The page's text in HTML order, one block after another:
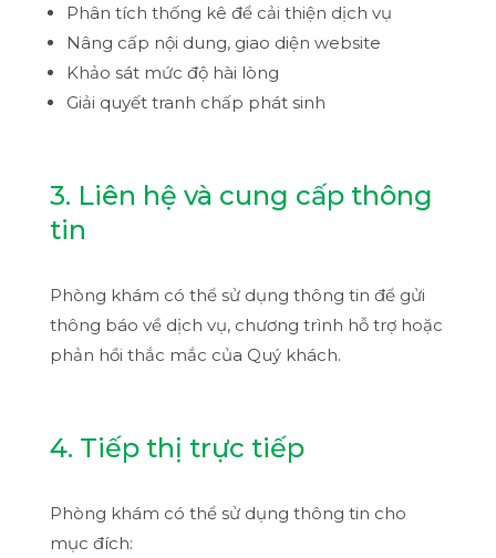
Phân tích thống kê để cải thiện dịch vụ
Nâng cấp nội dung, giao diện website
Khảo sát mức độ hài lòng
Giải quyết tranh chấp phát sinh
3. Liên hệ và cung cấp thông
tin
Phòng khám có thể sử dụng thông tin để gửi
thông báo về dịch vụ, chương trình hỗ trợ hoặc
phản hồi thắc mắc của Quý khách.
4. Tiếp thị trực tiếp
Phòng khám có thể sử dụng thông tin cho
mục đích: